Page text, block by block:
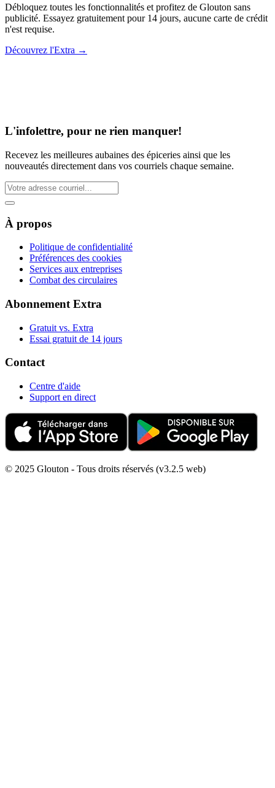
Débloquez toutes les fonctionnalités et profitez de Glouton sans
publicité. Essayez gratuitement pour 14 jours, aucune carte de crédit
n'est requise.
Découvrez l'Extra →
L'infolettre, pour ne rien manquer!
Recevez les meilleures aubaines des épiceries ainsi que les
nouveautés directement dans vos courriels chaque semaine.
À propos
Politique de confidentialité
Préférences des cookies
Services aux entreprises
Combat des circulaires
Abonnement Extra
Gratuit vs. Extra
Essai gratuit de 14 jours
Contact
Centre d'aide
Support en direct
© 2025 Glouton - Tous droits réservés (v3.2.5 web)